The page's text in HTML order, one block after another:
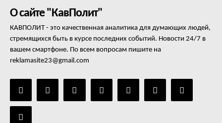
О сайте "КавПолит"
КАВПОЛИТ - это качественная аналитика для думающих людей,
стремящихся быть в курсе последних событий. Новости 24/7 в
вашем смартфоне. По всем вопросам пишите на
reklamasite23@gmail.com